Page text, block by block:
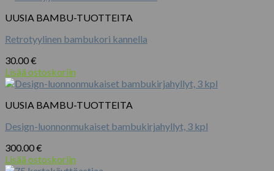
UUSIA BAMBU-TUOTTEITA
Retrotyylinen bambukori kannella
30.00€
Lisää ostoskoriin
UUSIA BAMBU-TUOTTEITA
Design-luonnonmukaiset bambukirjahyllyt, 3 kpl
300.00€
Lisää ostoskoriin